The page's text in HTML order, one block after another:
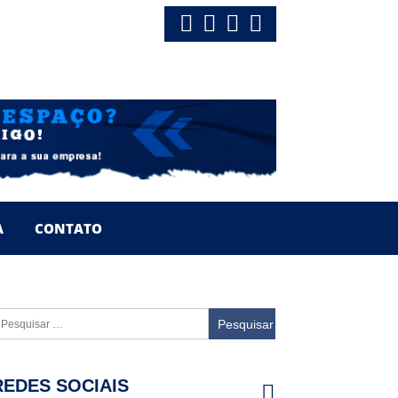
CONTATO
SOCIAIS